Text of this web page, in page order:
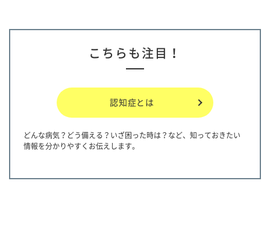
こちらも注目！
認知症とは
どんな病気？どう備える？いざ困った時は？など、知っておきたい
情報を分かりやすくお伝えします。